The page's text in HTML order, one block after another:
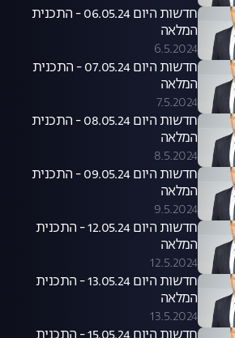
חדשות היום 06.05.24 - התכנית
המלאה
6.5.2024
חדשות היום 07.05.24 - התכנית
המלאה
7.5.2024
חדשות היום 08.05.24 - התכנית
המלאה
8.5.2024
חדשות היום 09.05.24 - התכנית
המלאה
9.5.2024
חדשות היום 12.05.24 - התכנית
המלאה
12.5.2024
חדשות היום 13.05.24 - התכנית
המלאה
13.5.2024